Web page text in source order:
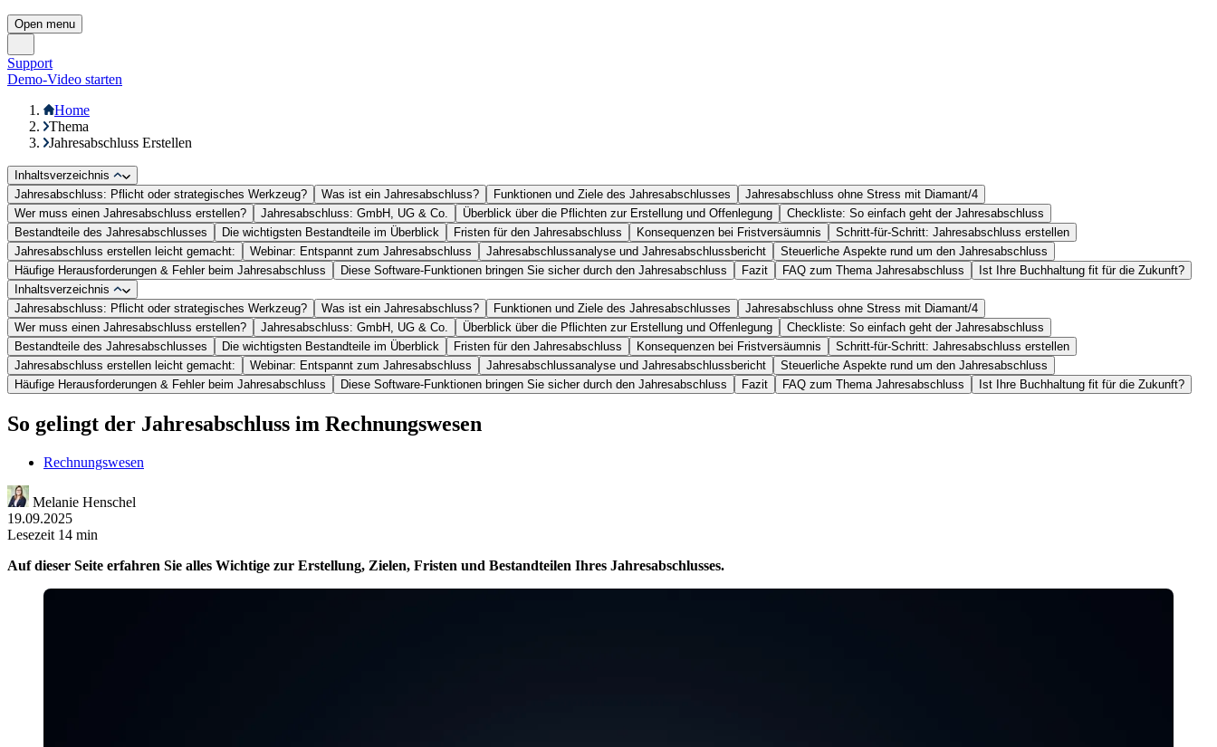
Open menu
Support
Demo-Video starten
Home
Thema
Jahresabschluss Erstellen
Inhaltsverzeichnis
Jahresabschluss: Pflicht oder strategisches Werkzeug?
Was ist ein Jahresabschluss? Funktionen und Ziele des Jahresabschlusses
Jahresabschluss ohne Stress mit Diamant/4
Wer muss einen Jahresabschluss erstellen?
Jahresabschluss: GmbH, UG & Co. Überblick über die Pflichten zur Erstellung und Offenlegung
Checkliste: So einfach geht der Jahresabschluss
Bestandteile des Jahresabschlusses
Die wichtigsten Bestandteile im Überblick Fristen für den Jahresabschluss Konsequenzen bei Fristversäumnis
Schritt-für-Schritt: Jahresabschluss erstellen
Jahresabschluss erstellen leicht gemacht:
Webinar: Entspannt zum Jahresabschluss Jahresabschlussanalyse und Jahresabschlussbericht
Steuerliche Aspekte rund um den Jahresabschluss
Häufige Herausforderungen & Fehler beim Jahresabschluss
Diese Software-Funktionen bringen Sie sicher durch den Jahresabschluss Fazit FAQ zum Thema Jahresabschluss
Ist Ihre Buchhaltung fit für die Zukunft?
Inhaltsverzeichnis
Jahresabschluss: Pflicht oder strategisches Werkzeug?
Was ist ein Jahresabschluss? Funktionen und Ziele des Jahresabschlusses
Jahresabschluss ohne Stress mit Diamant/4
Wer muss einen Jahresabschluss erstellen?
Jahresabschluss: GmbH, UG & Co. Überblick über die Pflichten zur Erstellung und Offenlegung
Checkliste: So einfach geht der Jahresabschluss
Bestandteile des Jahresabschlusses
Die wichtigsten Bestandteile im Überblick Fristen für den Jahresabschluss Konsequenzen bei Fristversäumnis
Schritt-für-Schritt: Jahresabschluss erstellen
Jahresabschluss erstellen leicht gemacht:
Webinar: Entspannt zum Jahresabschluss Jahresabschlussanalyse und Jahresabschlussbericht
Steuerliche Aspekte rund um den Jahresabschluss
Häufige Herausforderungen & Fehler beim Jahresabschluss
Diese Software-Funktionen bringen Sie sicher durch den Jahresabschluss Fazit FAQ zum Thema Jahresabschluss Ist Ihre Buchhaltung fit für die Zukunft?
So gelingt der Jahresabschluss im Rechnungswesen
Rechnungswesen
Melanie Henschel
19.09.2025
Lesezeit 14 min
Auf dieser Seite erfahren Sie alles Wichtige zur Erstellung, Zielen, Fristen und Bestandteilen Ihres Jahresabschlusses.